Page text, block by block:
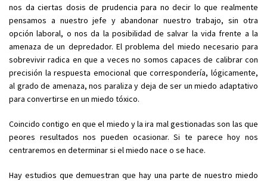
nos da ciertas dosis de prudencia para no decir lo que realmente
pensamos a nuestro jefe y abandonar nuestro trabajo, sin otra
opción laboral, o nos da la posibilidad de salvar la vida frente a la
amenaza de un depredador. El problema del miedo necesario para
sobrevivir radica en que a veces no somos capaces de calibrar con
precisión la respuesta emocional que correspondería, lógicamente,
al grado de amenaza, nos paraliza y deja de ser un miedo adaptativo
para convertirse en un miedo tóxico.
Coincido contigo en que el miedo y la ira mal gestionadas son las que
peores resultados nos pueden ocasionar. Si te parece hoy nos
centraremos en determinar si el miedo nace o se hace.
Hay estudios que demuestran que hay una parte de nuestro miedo